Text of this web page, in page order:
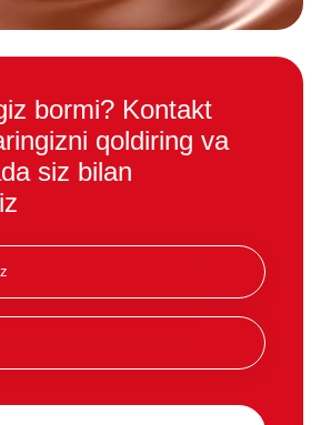
bormi? Kontakt
qoldiring va
siz bilan